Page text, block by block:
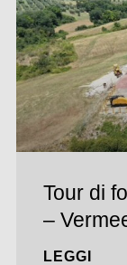
Tour di
–
LEGGI